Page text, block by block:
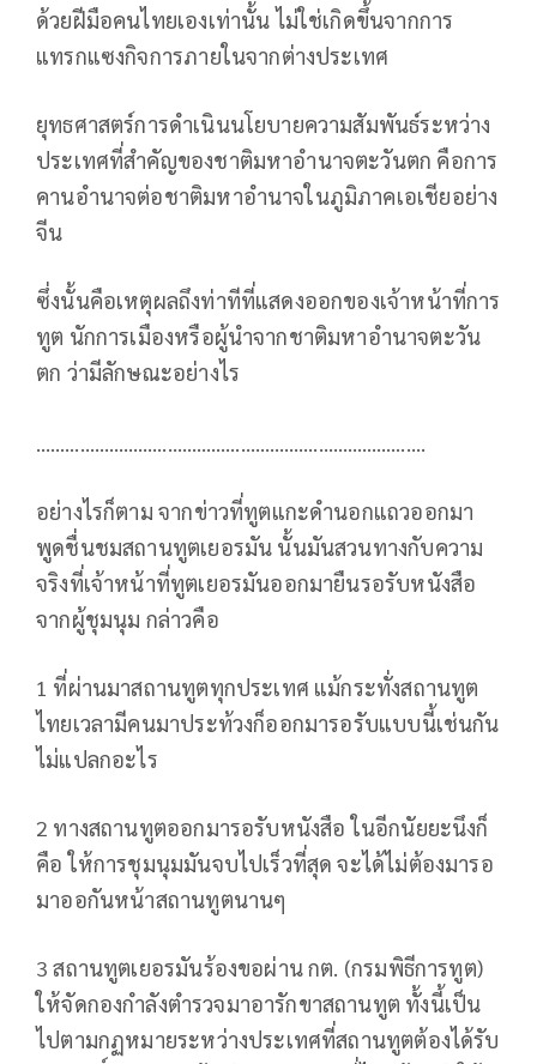
ด้วยฝีมือคนไทยเองเท่านั้น ไม่ใช่เกิดขึ้นจากการ
แทรกแซงกิจการภายในจากต่างประเทศ
ยุทธศาสตร์การดำเนินนโยบายความสัมพันธ์ระหว่าง
ประเทศที่สำคัญของชาติมหาอำนาจตะวันตก คือการ
คานอำนาจต่อชาติมหาอำนาจในภูมิภาคเอเชียอย่าง
จีน
ซึ่งนั้นคือเหตุผลถึงท่าทีที่แสดงออกของเจ้าหน้าที่การ
ทูต นักการเมืองหรือผู้นำจากชาติมหาอำนาจตะวัน
ตก ว่ามีลักษณะอย่างไร
……………………………………….…………………………….
อย่างไรก็ตาม จากข่าวที่ทูตแกะดำนอกแถวออกมา
พูดชื่นชมสถานทูตเยอรมัน นั้นมันสวนทางกับความ
จริงที่เจ้าหน้าที่ทูตเยอรมันออกมายืนรอรับหนังสือ
จากผู้ชุมนุม กล่าวคือ
1 ที่ผ่านมาสถานทูตทุกประเทศ แม้กระทั่งสถานทูต
ไทยเวลามีคนมาประท้วงก็ออกมารอรับแบบนี้เช่นกัน
ไม่แปลกอะไร
2 ทางสถานทูตออกมารอรับหนังสือ ในอีกนัยยะนึงก็
คือ ให้การชุมนุมมันจบไปเร็วที่สุด จะได้ไม่ต้องมารอ
มาออกันหน้าสถานทูตนานๆ
3 สถานทูตเยอรมันร้องขอผ่าน กต. (กรมพิธีการทูต)
ให้จัดกองกำลังตำรวจมาอารักขาสถานทูต ทั้งนี้เป็น
ไปตามกฏหมายระหว่างประเทศที่สถานทูตต้องได้รับ